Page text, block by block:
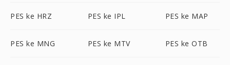
PES ke HRZ PES ke IPL PES ke MAP
PES ke MNG PES ke MTV PES ke OTB